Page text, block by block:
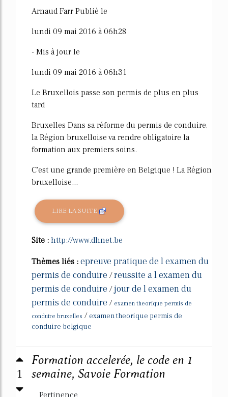
Arnaud Farr Publié le
lundi 09 mai 2016 à 06h28
- Mis à jour le
lundi 09 mai 2016 à 06h31
Le Bruxellois passe son permis de plus en plus
tard
Bruxelles Dans sa réforme du permis de conduire,
la Région bruxelloise va rendre obligatoire la
formation aux premiers soins.
C'est une grande première en Belgique ! La Région
bruxelloise...
LIRE LA SUITE
Site : http://www.dhnet.be
Thèmes liés : epreuve pratique de l examen du
permis de conduire /reussite a l examen du
permis de conduire /jour de l examen du
permis de conduire / examen theorique permis de
conduire bruxelles / examen theorique permis de
conduire belgique
1
Formation accelerée, le code en 1
semaine, Savoie Formation
Pertinence